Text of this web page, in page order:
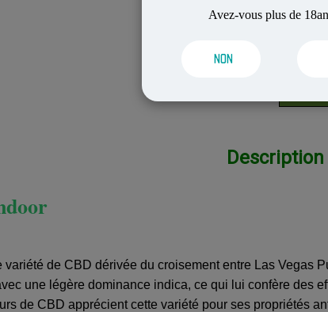
Avez-vous plus de
NON
Description
variété de CBD dérivée du croisement entre Las Vegas
une légère dominance indica, ce qui lui confère des
de CBD apprécient cette variété pour ses propriétés